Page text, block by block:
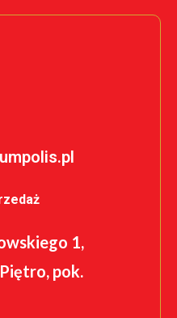
1,
pok.